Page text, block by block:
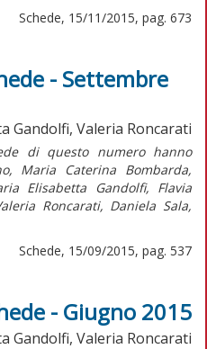
Schede, 15/11/2015, pag. 673
- Settembre
Gandolfi, Valeria Roncarati
di questo numero hanno
Maria Caterina Bombarda,
Elisabetta Gandolfi, Flavia
Roncarati, Daniela Sala,
Schede, 15/09/2015, pag. 537
- Giugno 2015
Gandolfi, Valeria Roncarati